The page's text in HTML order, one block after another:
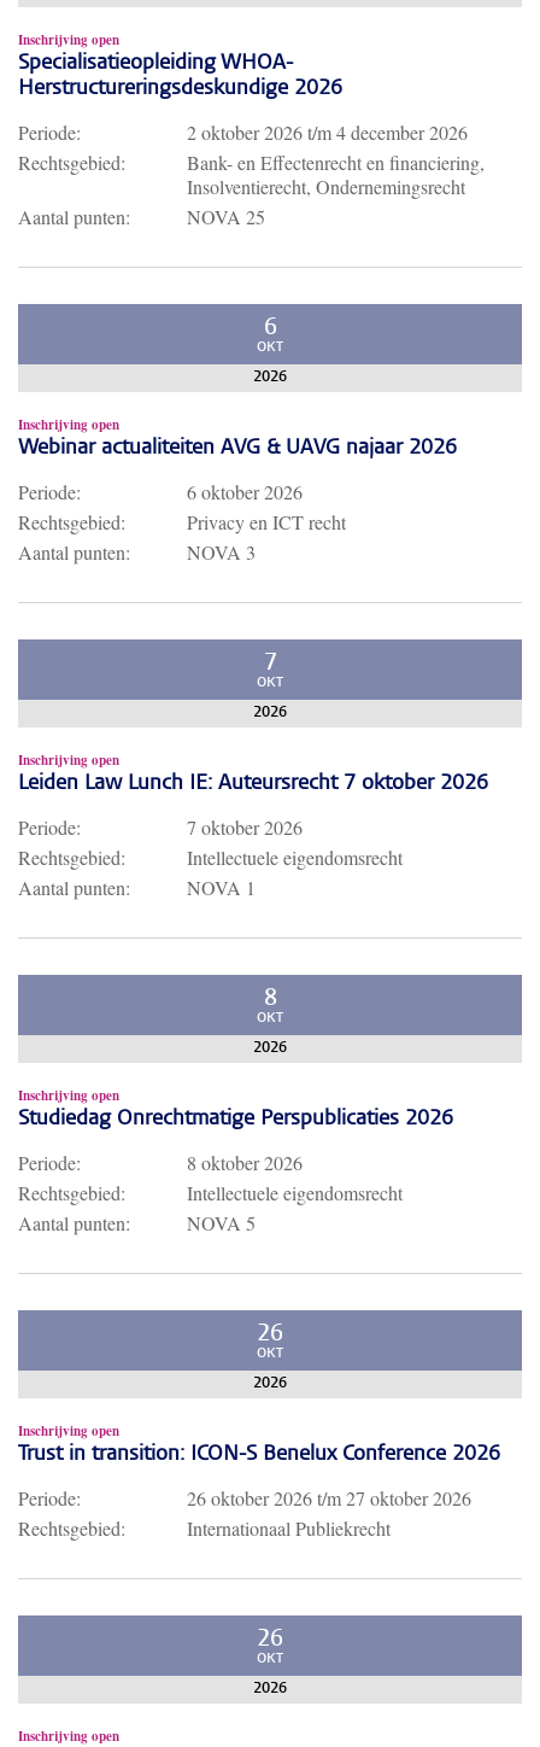
Inschrijving open
Specialisatieopleiding WHOA-
Herstructureringsdeskundige 2026
Periode: 2 oktober 2026t/m4 december 2026
Rechtsgebied:
Bank- en Effectenrecht en financiering,
Insolventierecht, Ondernemingsrecht
Aantal punten:
NOVA 25
6
OKT
2026
Inschrijving open
Webinar actualiteiten AVG & UAVG najaar 2026
Periode:
6 oktober 2026
Rechtsgebied:
Privacy en ICT recht
Aantal punten:
NOVA 3
7
OKT
2026
Inschrijving open
Leiden Law Lunch IE: Auteursrecht 7 oktober 2026
Periode:
7 oktober 2026
Rechtsgebied:
Intellectuele eigendomsrecht
Aantal punten:
NOVA 1
8
OKT
2026
Inschrijving open
Studiedag Onrechtmatige Perspublicaties 2026
Periode:
8 oktober 2026
Rechtsgebied:
Intellectuele eigendomsrecht
Aantal punten:
NOVA 5
26
OKT
2026
Inschrijving open
Trust in transition: ICON-S Benelux Conference 2026
Periode: 26 oktober 2026t/m27 oktober 2026
Rechtsgebied:
Internationaal Publiekrecht
26
OKT
2026
Inschrijving open